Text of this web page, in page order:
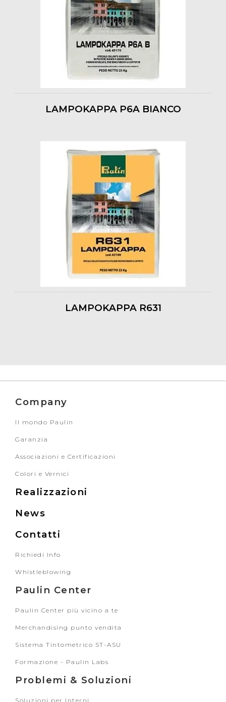
LAMPOKAPPA P6A BIANCO
LAMPOKAPPA R631
Company
Il mondo Paulin
Garanzia
Associazioni e Certificazioni
Colori e Vernici
Realizzazioni
News
Contatti
Richiedi Info
Whistleblowing
Paulin Center
Paulin Center più vicino a te
Merchandising punto vendita
Sistema Tintometrico ST-ASU
Formazione - Paulin Labs
Problemi & Soluzioni
Soluzioni per Interni